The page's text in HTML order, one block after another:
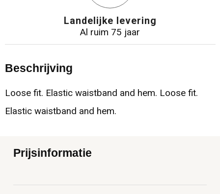
Landelijke levering
Al ruim 75 jaar
Beschrijving
Loose fit. Elastic waistband and hem. Loose fit.
Elastic waistband and hem.
Prijsinformatie